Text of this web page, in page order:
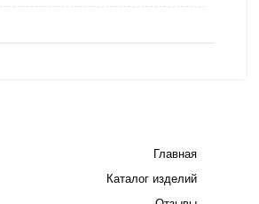
Главная
Каталог изделий